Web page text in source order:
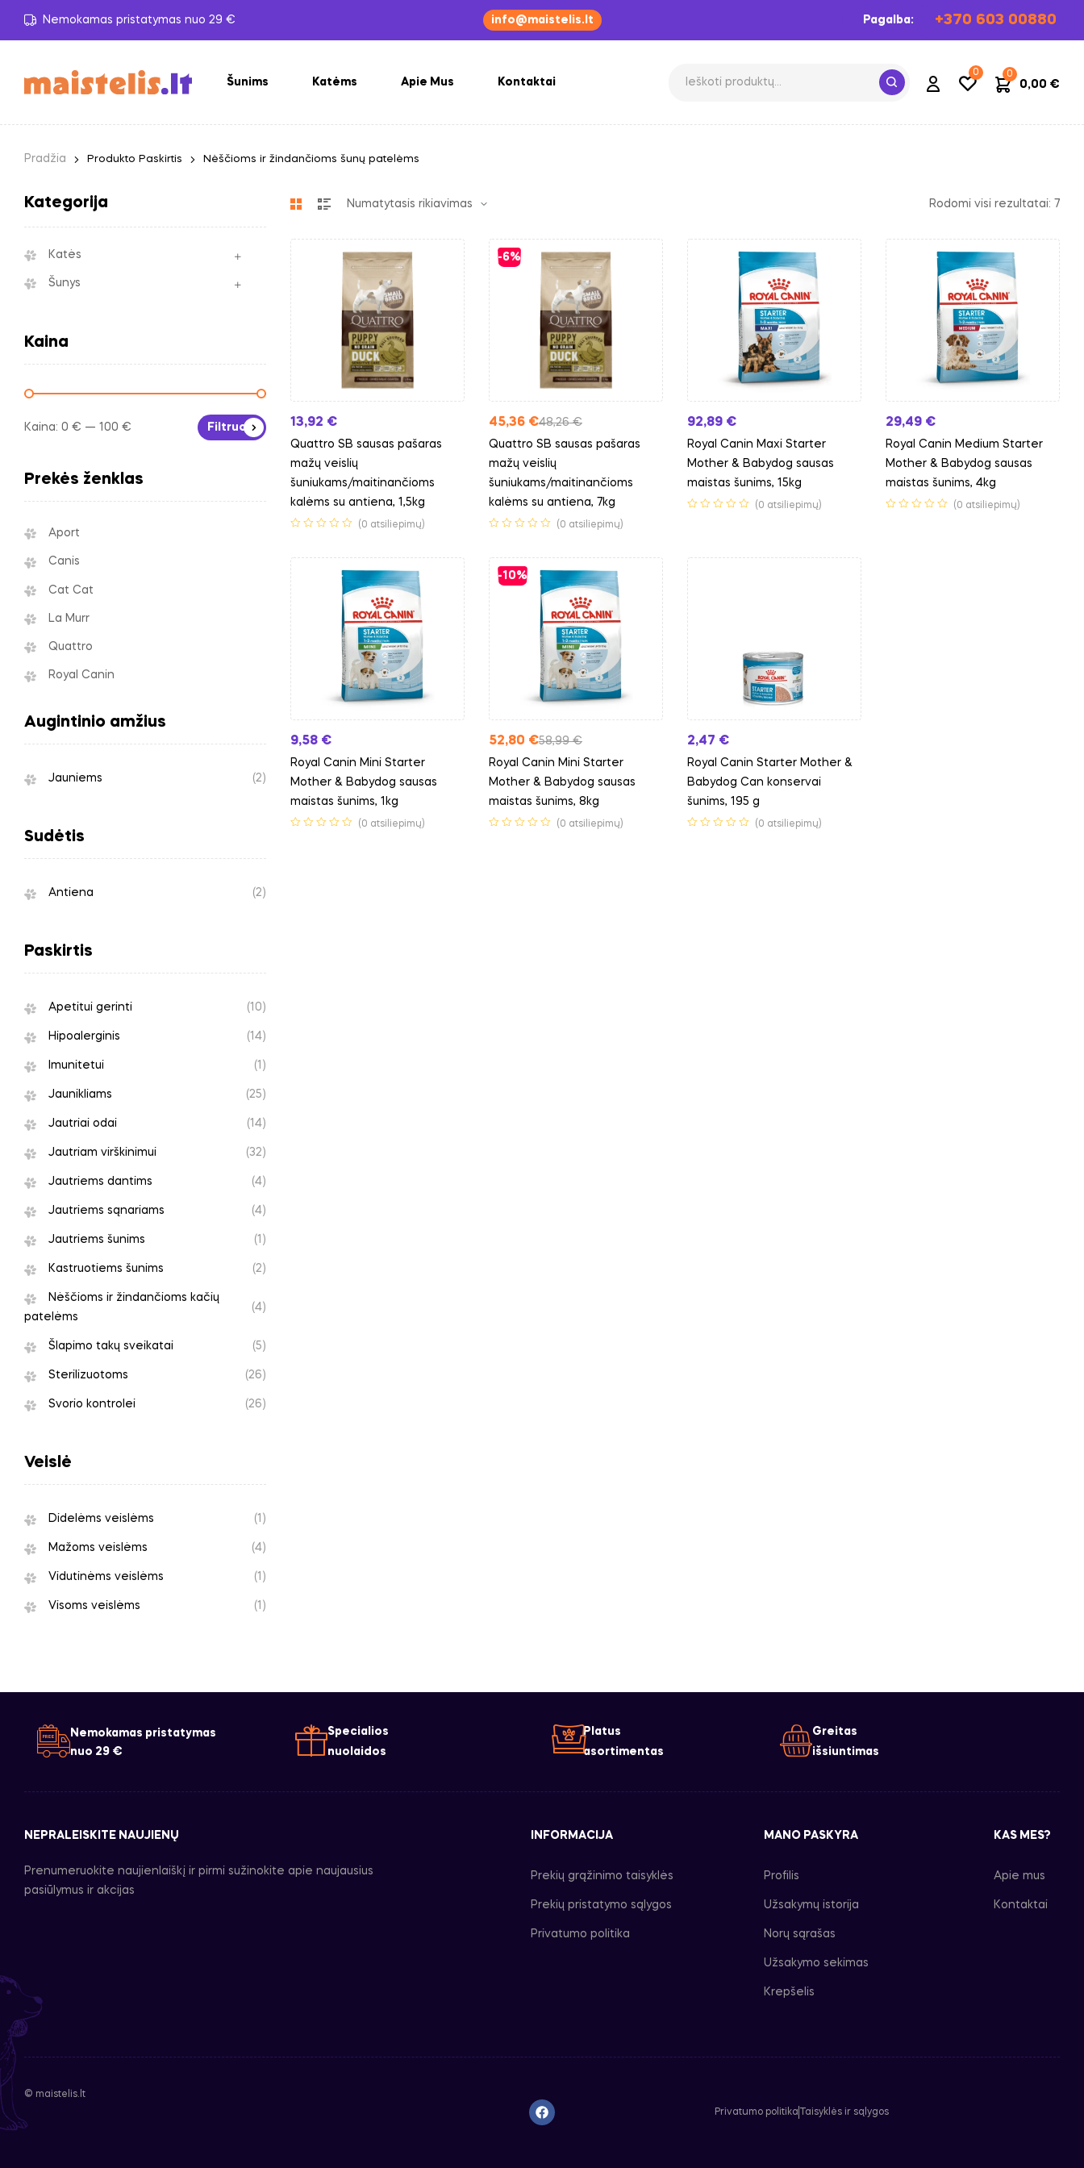
Nemokamas pristatymas nuo 29 € info@maistelis.lt Pagalba: +370 603 00880
Šunims Katėms Apie Mus Kontaktai
0 0
0,00 €
Pradžia Produkto Paskirtis Nėščioms ir žindančioms šunų patelėms
Rodomi visi rezultatai: 7
13,92 €
Quattro SB sausas pašaras
mažų veislių
šuniukams/maitinančioms
kalėms su antiena, 1,5kg
(0 atsiliepimų)
-6%
48,26€
45,36 €
Quattro SB sausas pašaras
mažų veislių
šuniukams/maitinančioms
kalėms su antiena, 7kg
(0 atsiliepimų)
92,89 €
Royal Canin Maxi Starter
Mother & Babydog sausas
maistas šunims, 15kg
(0 atsiliepimų)
29,49 €
Royal Canin Medium Starter
Mother & Babydog sausas
maistas šunims, 4kg
(0 atsiliepimų)
9,58 €
Royal Canin Mini Starter
Mother & Babydog sausas
maistas šunims, 1kg
(0 atsiliepimų)
-10%
58,99€
52,80 €
Royal Canin Mini Starter
Mother & Babydog sausas
maistas šunims, 8kg
(0 atsiliepimų)
2,47 €
Royal Canin Starter Mother &
Babydog Can konservai
šunims, 195 g
(0 atsiliepimų)
Kategorija
Katės
Šunys
Kaina
Filtruoti
Kaina: 0 € — 100 €
Prekės ženklas
Aport
Canis
Cat Cat
La Murr
Quattro
Royal Canin
Augintinio amžius
Jauniems (2)
Sudėtis
Antiena (2)
Paskirtis
Apetitui gerinti (10)
Hipoalerginis (14)
Imunitetui (1)
Jaunikliams (25)
Jautriai odai (14)
Jautriam virškinimui (32)
Jautriems dantims (4)
Jautriems sąnariams (4)
Jautriems šunims (1)
Kastruotiems šunims (2)
Nėščioms ir žindančioms kačių
patelėms
(4)
Šlapimo takų sveikatai (5)
Sterilizuotoms (26)
Svorio kontrolei (26)
Veislė
Didelėms veislėms (1)
Mažoms veislėms (4)
Vidutinėms veislėms (1)
Visoms veislėms (1)
Nemokamas pristatymas
nuo 29 €
Specialios
nuolaidos
Platus
asortimentas
Greitas
išsiuntimas
NEPRALEISKITE NAUJIENŲ
Prenumeruokite naujienlaiškį ir pirmi sužinokite apie naujausius
pasiūlymus ir akcijas
INFORMACIJA
Prekių grąžinimo taisyklės
Prekių pristatymo sąlygos
Privatumo politika
MANO PASKYRA
Profilis
Užsakymų istorija
Norų sąrašas
Užsakymo sekimas
Krepšelis
KAS MES?
Apie mus
Kontaktai
© maistelis.lt
Privatumo politika
Taisyklės ir sąlygos